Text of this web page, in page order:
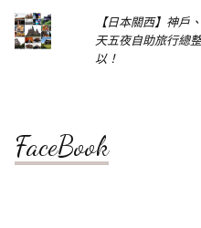
【日本關西】神戶
天五夜自助旅行總
以！
FaceBook